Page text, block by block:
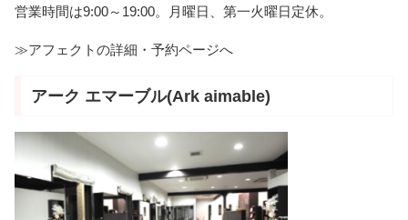
営業時間は9:00～19:00。月曜日、第一火曜日定休。
≫アフェクトの詳細・予約ページへ
アーク エマーブル(Ark aimable)